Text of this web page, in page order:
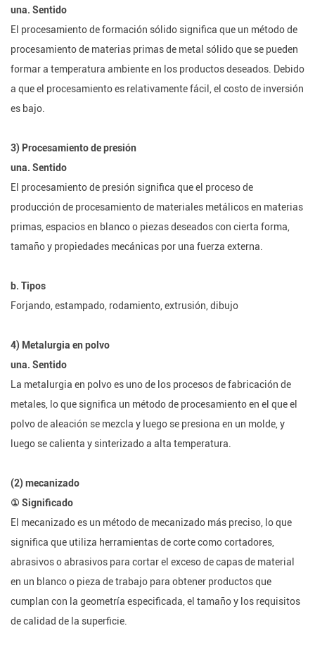
una. Sentido
El procesamiento de formación sólido significa que un método de
procesamiento de materias primas de metal sólido que se pueden
formar a temperatura ambiente en los productos deseados. Debido
a que el procesamiento es relativamente fácil, el costo de inversión
es bajo.
3) Procesamiento de presión
una. Sentido
El procesamiento de presión significa que el proceso de
producción de procesamiento de materiales metálicos en materias
primas, espacios en blanco o piezas deseados con cierta forma,
tamaño y propiedades mecánicas por una fuerza externa.
b. Tipos
Forjando, estampado, rodamiento, extrusión, dibujo
4) Metalurgia en polvo
una. Sentido
La metalurgia en polvo es uno de los procesos de fabricación de
metales, lo que significa un método de procesamiento en el que el
polvo de aleación se mezcla y luego se presiona en un molde, y
luego se calienta y sinterizado a alta temperatura.
(2) mecanizado
① Significado
El mecanizado es un método de mecanizado más preciso, lo que
significa que utiliza herramientas de corte como cortadores,
abrasivos o abrasivos para cortar el exceso de capas de material
en un blanco o pieza de trabajo para obtener productos que
cumplan con la geometría especificada, el tamaño y los requisitos
de calidad de la superficie.